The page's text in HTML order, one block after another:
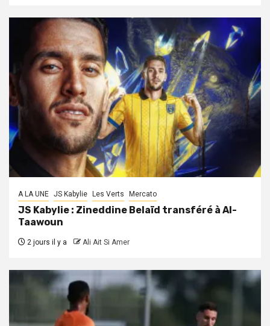
A LA UNE JS Kabylie Les Verts Mercato
JS Kabylie : Zineddine Belaïd transféré à Al-
Taawoun
2 jours il y a Ali Ait Si Amer